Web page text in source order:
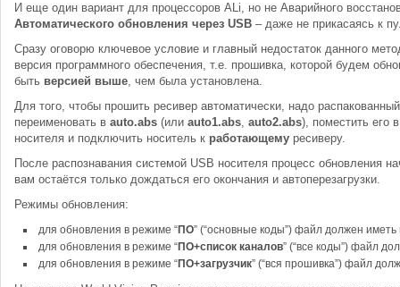
И еще один вариант для процессоров ALi, но не Аварийного
Автоматического обновления через USB – даже не прикасаясь к
Сразу оговорю ключевое условие и главный недостаток данного
версия программного обеспечения, т.е. прошивка, которой будем
быть версией выше, чем была установлена.
Для того, чтобы прошить ресивер автоматически, надо
переименовать в auto.abs (или auto1.abs, auto2.abs), поместить его
носителя и подключить носитель к работающему ресиверу.
После распознавания системой USB носителя процесс обновления
вам остаётся только дождаться его окончания и автоперезагрузки.
Режимы обновления:
для обновления в режиме “ПО” (“основные коды”) файл должен
для обновления в режиме “ПО+список каналов” (“все коды”) файл
для обновления в режиме “ПО+загрузчик” (“вся прошивка”) файл